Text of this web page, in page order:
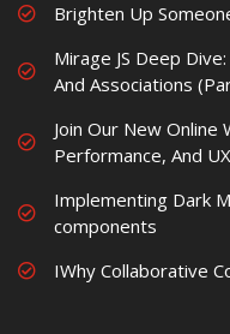
Brighten Up
Mirage JS Deep
And Associations
Join Our New Online
Performance, And UX
Implementing Dark
components
IWhy Collaborative